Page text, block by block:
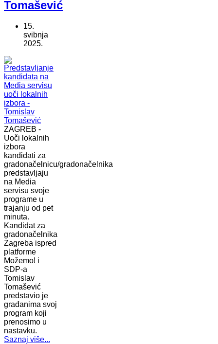
Tomašević
15.
svibnja
2025.
ZAGREB -
Uoči lokalnih
izbora
kandidati za
gradonačelnicu/gradonačelnika
predstavljaju
na Media
servisu svoje
programe u
trajanju od pet
minuta.
Kandidat za
gradonačelnika
Zagreba ispred
platforme
Možemo! i
SDP-a
Tomislav
Tomašević
predstavio je
građanima svoj
program koji
prenosimo u
nastavku.
Saznaj više...